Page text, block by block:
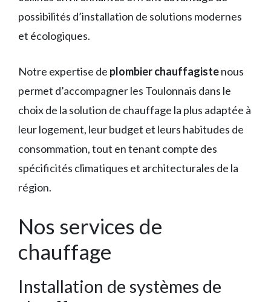
possibilités d’installation de solutions modernes
et écologiques.
Notre expertise de plombier chauffagistenous
permet d’accompagner les Toulonnais dans le
choix de la solution de chauffage la plus adaptée à
leur logement, leur budget et leurs habitudes de
consommation, tout en tenant compte des
spécificités climatiques et architecturales de la
région.
Nos services de
chauffage
Installation de systèmes de